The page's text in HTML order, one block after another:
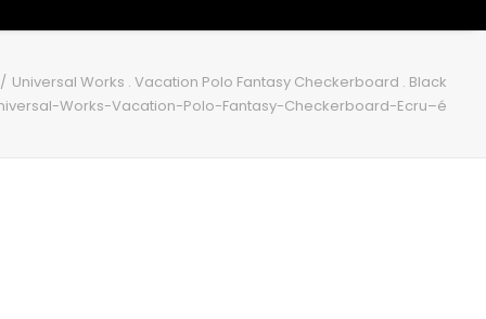
Universal Works . Vacation Polo Fantasy Checkerboard . Black
Works-Vacation-Polo-Fantasy-Checkerboard-Ecru–é